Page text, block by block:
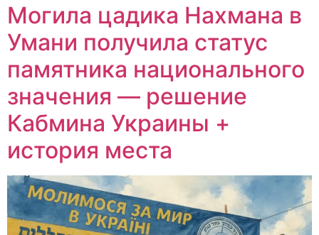
Могила цадика Нахмана в
Умани получила статус
памятника национального
значения — решение
Кабмина Украины +
история места